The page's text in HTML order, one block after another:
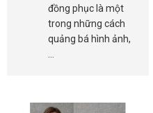
đồng phục là một
trong những cách
quảng bá hình ảnh,
…